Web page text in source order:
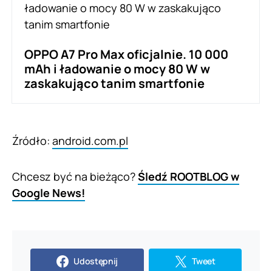
OPPO A7 Pro Max oficjalnie. 10 000
mAh i ładowanie o mocy 80 W w
zaskakująco tanim smartfonie
Źródło: android.com.pl
Chcesz być na bieżąco?Śledź ROOTBLOG w
Google News!
Udostępnij Tweet